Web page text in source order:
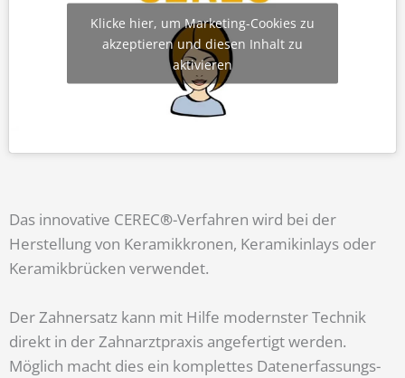
Klicke hier, um Marketing-Cookies zu
akzeptieren und diesen Inhalt zu
aktivieren
Das innovative CEREC®-Verfahren wird bei der
Herstellung von Keramikkronen, Keramikinlays oder
Keramikbrücken verwendet.
Der Zahnersatz kann mit Hilfe modernster Technik
direkt in der Zahnarztpraxis angefertigt werden.
Möglich macht dies ein komplettes Datenerfassungs-